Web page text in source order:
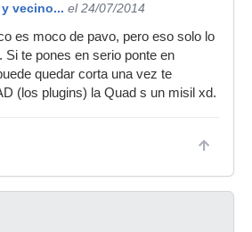
vecino... el 24/07/2014
es moco de pavo, pero eso solo lo
Si te pones en serio ponte en
quedar corta una vez te
(los plugins) la Quad s un misil xd.